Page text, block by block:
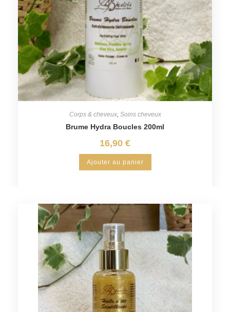
Corps & cheveux, Soins cheveux
Brume Hydra Boucles 200ml
16,90 €
Ajouter au panier